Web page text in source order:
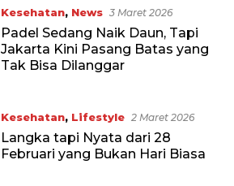
Kesehatan, News 3 Maret 2026
Padel Sedang Naik Daun, Tapi
Jakarta Kini Pasang Batas yang
Tak Bisa Dilanggar
Kesehatan, Lifestyle 2 Maret 2026
Langka tapi Nyata dari 28
Februari yang Bukan Hari Biasa